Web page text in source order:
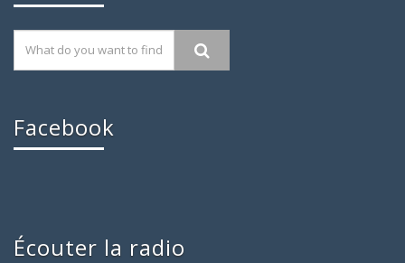
Facebook
Écouter la radio